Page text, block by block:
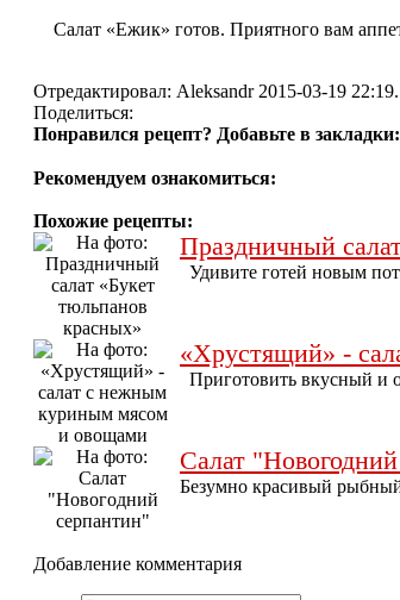
Салат «Ежик» готов. Приятного вам
Отредактировал: Aleksandr 2015-03-19 22:19.
Поделиться:
Понравился рецепт? Добавьте в закладки:
Рекомендуем ознакомиться:
Похожие рецепты:
Праздничный
Удивите готей новым
«Хрустящий» -
Приготовить вкусный и
Салат
Безумно красивый рыбный
Добавление комментария